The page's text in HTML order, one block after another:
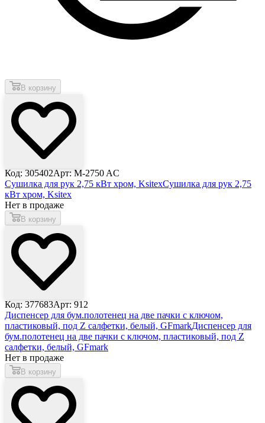
В корзину
Код: 305402Арт: M-2750 AC
Сушилка для рук 2,75 кВт хром, KsitexСушилка для рук 2,75
кВт хром, Ksitex
Нет в продаже
В корзину
Код: 377683Арт: 912
Диспенсер для бум.полотенец на две пачки с ключом,
пластиковый, под Z салфетки, белый, GFmarkДиспенсер для
бум.полотенец на две пачки с ключом, пластиковый, под Z
салфетки, белый, GFmark
Нет в продаже
В корзину